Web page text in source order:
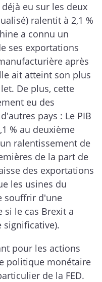
eu sur les deux
ralentit à 2,1 %
a connu un
ses exportations
après
ait atteint son plus
De plus, cette
eu des
pays : Le PIB
% au deuxième
ralentissement de
de la part de
des exportations
les usines du
souffrir d'une
si le cas Brexit a
significative).
pour les actions
politique monétaire
de la FED.